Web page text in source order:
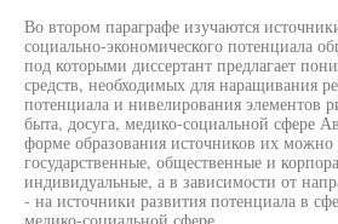
Во втором параграфе изучаются
социально-экономического потенциала
под которыми диссертант предлагает
средств, необходимых для наращивания
потенциала и нивелирования элементов
быта, досуга, медико-социальной сфере
форме образования источников их можно
государственные, общественные и
индивидуальные, а в зависимости от
- на источники развития потенциала в